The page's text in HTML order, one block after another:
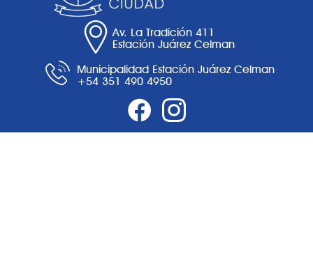
Av. La Tradición 411
Estación Juárez Celman
Municipalidad Estación Juárez Celman
+54 351 490 4950